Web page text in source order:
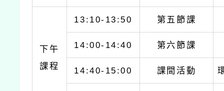
下午
課程
13:10-13:50 第五節課
14:00-14:40 第六節課
14:40-15:00 課間活動